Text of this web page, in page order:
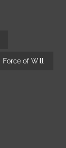
Force of Will